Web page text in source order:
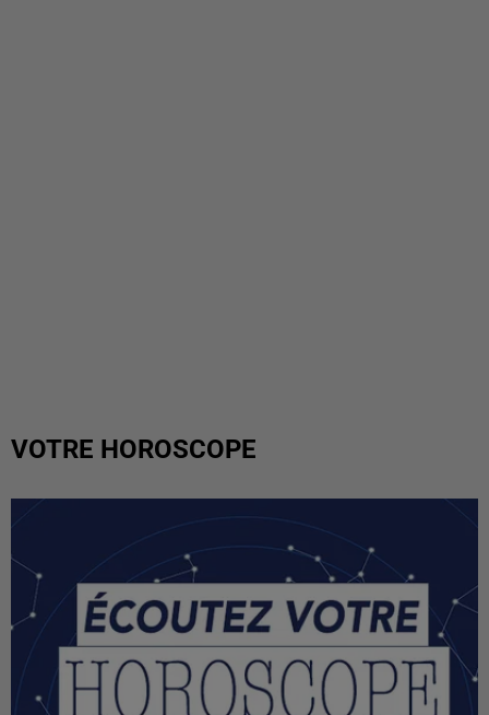
VOTRE HOROSCOPE